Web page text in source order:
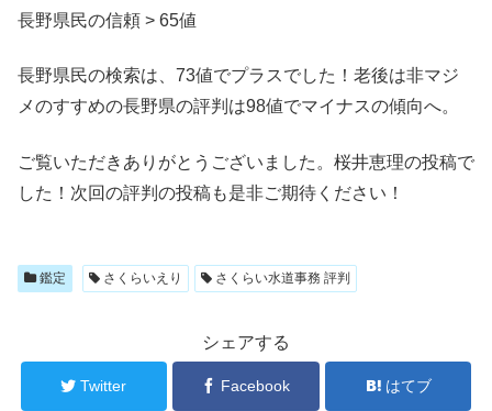
長野県民の信頼 > 65値
長野県民の検索は、73値でプラスでした！老後は非マジ
メのすすめの長野県の評判は98値でマイナスの傾向へ。
ご覧いただきありがとうございました。桜井恵理の投稿で
した！次回の評判の投稿も是非ご期待ください！
鑑定 さくらいえり さくらい水道事務 評判
シェアする
Twitter Facebook はてブ